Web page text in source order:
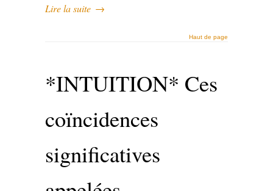
Lire la suite →
Haut de page
*INTUITION* Ces
coïncidences
significatives